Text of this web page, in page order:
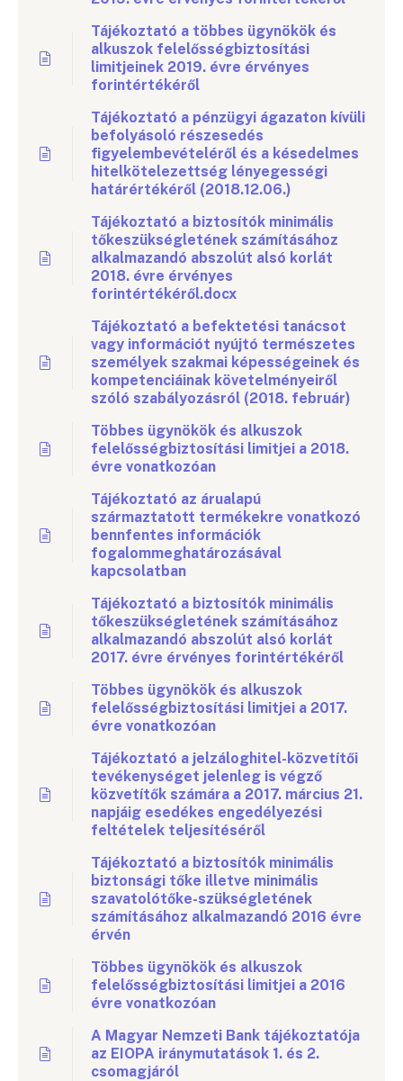
Tájékoztató a többes ügynökök és
alkuszok felelősségbiztosítási
limitjeinek 2019. évre érvényes
forintértékéről
Tájékoztató a pénzügyi ágazaton kívüli
befolyásoló részesedés
figyelembevételéről és a késedelmes
hitelkötelezettség lényegességi
határértékéről (2018.12.06.)
Tájékoztató a biztosítók minimális
tőkeszükségletének számításához
alkalmazandó abszolút alsó korlát
2018. évre érvényes
forintértékéről.docx
Tájékoztató a befektetési tanácsot
vagy információt nyújtó természetes
személyek szakmai képességeinek és
kompetenciáinak követelményeiről
szóló szabályozásról (2018. február)
Többes ügynökök és alkuszok
felelősségbiztosítási limitjei a 2018.
évre vonatkozóan
Tájékoztató az árualapú
származtatott termékekre vonatkozó
bennfentes információk
fogalommeghatározásával
kapcsolatban
Tájékoztató a biztosítók minimális
tőkeszükségletének számításához
alkalmazandó abszolút alsó korlát
2017. évre érvényes forintértékéről
Többes ügynökök és alkuszok
felelősségbiztosítási limitjei a 2017.
évre vonatkozóan
Tájékoztató a jelzáloghitel-közvetítői
tevékenységet jelenleg is végző
közvetítők számára a 2017. március 21.
napjáig esedékes engedélyezési
feltételek teljesítéséről
Tájékoztató a biztosítók minimális
biztonsági tőke illetve minimális
szavatolótőke-szükségletének
számításához alkalmazandó 2016 évre
érvén
Többes ügynökök és alkuszok
felelősségbiztosítási limitjei a 2016
évre vonatkozóan
A Magyar Nemzeti Bank tájékoztatója
az EIOPA iránymutatások 1. és 2.
csomagjáról